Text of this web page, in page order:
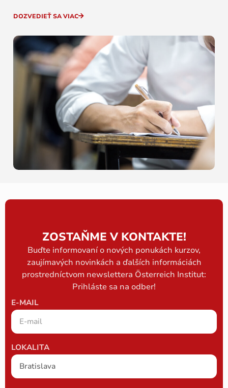
DOZVEDIEŤ SA VIAC
ZOSTAŇME V KONTAKTE!
Buďte informovaní o nových ponukách kurzov,
zaujímavých novinkách a ďalších informáciách
prostredníctvom newslettera Österreich Institut:
Prihláste sa na odber!
E-MAIL
LOKALITA